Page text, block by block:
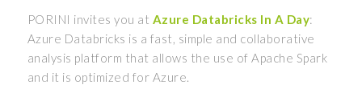
PORINI invites you at Azure Databricks In A Day:
Azure Databricks is a fast, simple and collaborative
analysis platform that allows the use of Apache Spark
and it is optimized for Azure.